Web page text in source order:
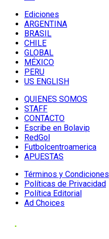
Ediciones
ARGENTINA
BRASIL
CHILE
GLOBAL
MÉXICO
PERU
US ENGLISH
QUIENES SOMOS
STAFF
CONTACTO
Escribe en Bolavip
RedGol
Futbolcentroamerica
APUESTAS
Términos y Condiciones
Políticas de Privacidad
Política Editorial
Ad Choices